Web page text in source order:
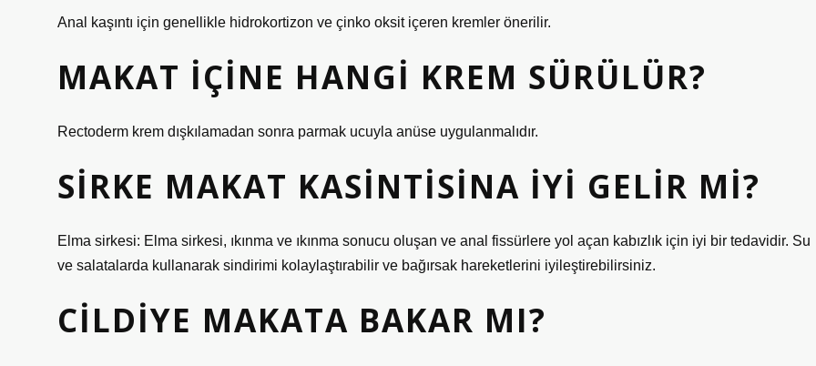
Anal kaşıntı için genellikle hidrokortizon ve çinko oksit içeren kremler önerilir.
MAKAT IÇINE HANGI KREM SÜRÜLÜR?
Rectoderm krem ​​dışkılamadan sonra parmak ucuyla anüse uygulanmalıdır.
SIRKE MAKAT KASINTISINA IYI GELIR MI?
Elma sirkesi: Elma sirkesi, ıkınma ve ıkınma sonucu oluşan ve anal fissürlere yol açan kabızlık için iyi bir tedavidir. Su
ve salatalarda kullanarak sindirimi kolaylaştırabilir ve bağırsak hareketlerini iyileştirebilirsiniz.
CILDIYE MAKATA BAKAR MI?